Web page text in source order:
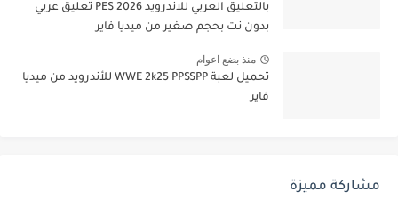
بالتعليق العربي للاندرويد PES 2026 تعليق عربي
بدون نت بحجم صغير من ميديا فاير
منذ بضع اعوام
تحميل لعبة WWE 2k25 PPSSPP للأندرويد من ميديا
فاير
مشاركة مميزة